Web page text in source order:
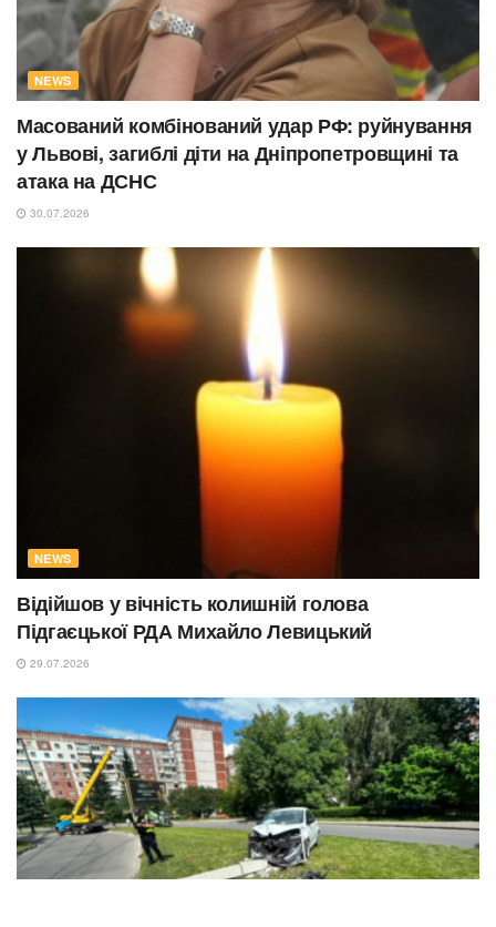
NEWS
Масований комбінований удар РФ: руйнування
у Львові, загиблі діти на Дніпропетровщині та
атака на ДСНС
30.07.2026
NEWS
Відійшов у вічність колишній голова
Підгаєцької РДА Михайло Левицький
29.07.2026